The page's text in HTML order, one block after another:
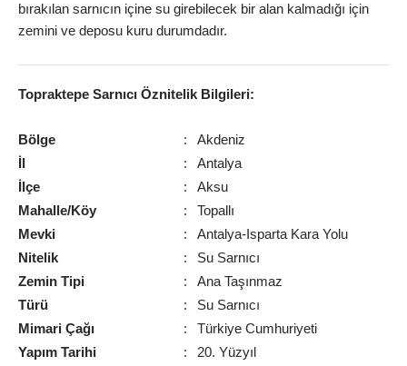
bırakılan sarnıcın içine su girebilecek bir alan kalmadığı için
zemini ve deposu kuru durumdadır.
Topraktepe Sarnıcı Öznitelik Bilgileri:
Bölge :
Akdeniz
İl
:
Antalya
İlçe
:
Aksu
Mahalle/Köy
:
Topallı
Mevki
:
Antalya-Isparta Kara Yolu
Nitelik
:
Su Sarnıcı
Zemin Tipi
:
Ana Taşınmaz
Türü
:
Su Sarnıcı
Mimari Çağı
:
Türkiye Cumhuriyeti
Yapım Tarihi
:
20. Yüzyıl